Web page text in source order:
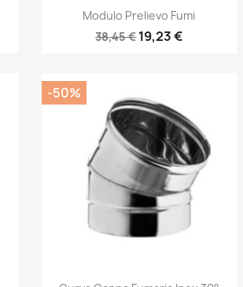
Anteprima
Modulo Prelievo Fumi
38,45 €19,23 €
-50%